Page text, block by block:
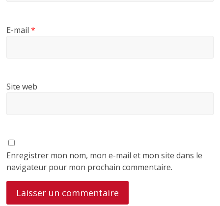
E-mail*
Site web
Enregistrer mon nom, mon e-mail et mon site dans le
navigateur pour mon prochain commentaire.